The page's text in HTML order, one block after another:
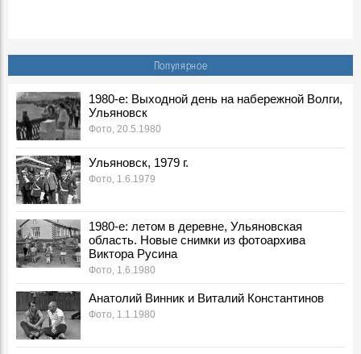
Популярное
1980-е: Выходной день на набережной Волги,
Ульяновск
Фото, 20.5.1980
Ульяновск, 1979 г.
Фото, 1.6.1979
1980-е: летом в деревне, Ульяновская
область. Новые снимки из фотоархива
Виктора Русина
Фото, 1.6.1980
Анатолий Винник и Виталий Константинов
Фото, 1.1.1980